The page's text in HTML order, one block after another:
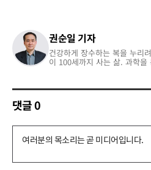
권순일 기자
건강하게 장수하는 복을 누리
이 100세까지 사는 삶. 과학
댓글0
댓